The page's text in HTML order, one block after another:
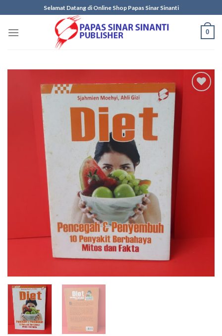
to
content
Selamat Datang di Online Shop Papas Sinar Sinanti
0